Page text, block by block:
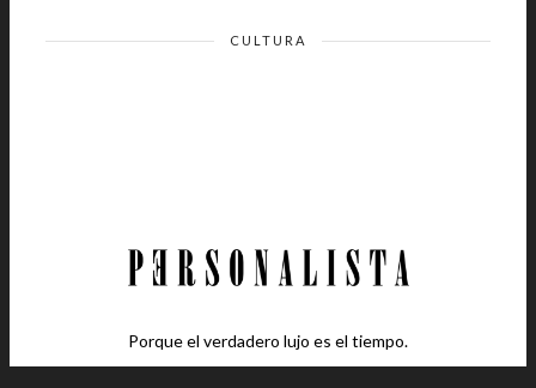
CULTURA
Porque el verdadero lujo es el tiempo.